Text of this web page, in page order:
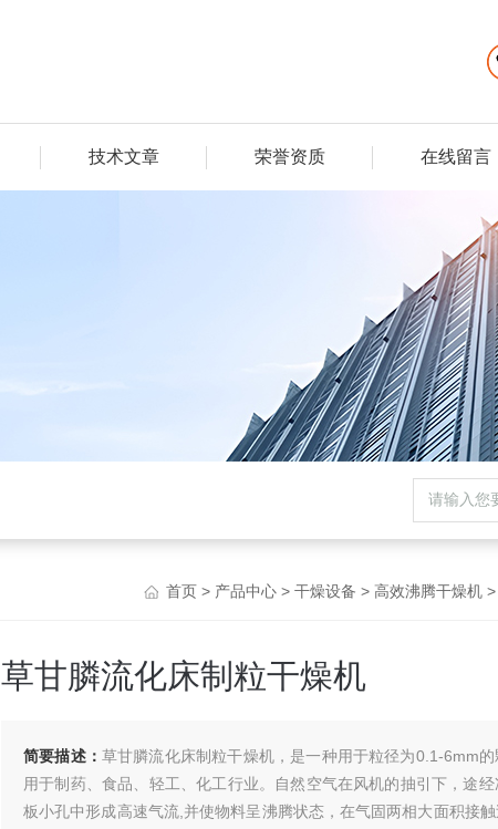
技术文章 荣誉资质 在线留言
首页 > 产品中心 > 干燥设备 > 高效沸腾干燥机
草甘膦流化床制粒干燥机
简要描述： 草甘膦流化床制粒干燥机，是一种用于粒径为0.1-6mm
用于制药、食品、轻工、化工行业。自然空气在风机的抽引下，途
板小孔中形成高速气流,并使物料呈沸腾状态，在气固两相大面积接